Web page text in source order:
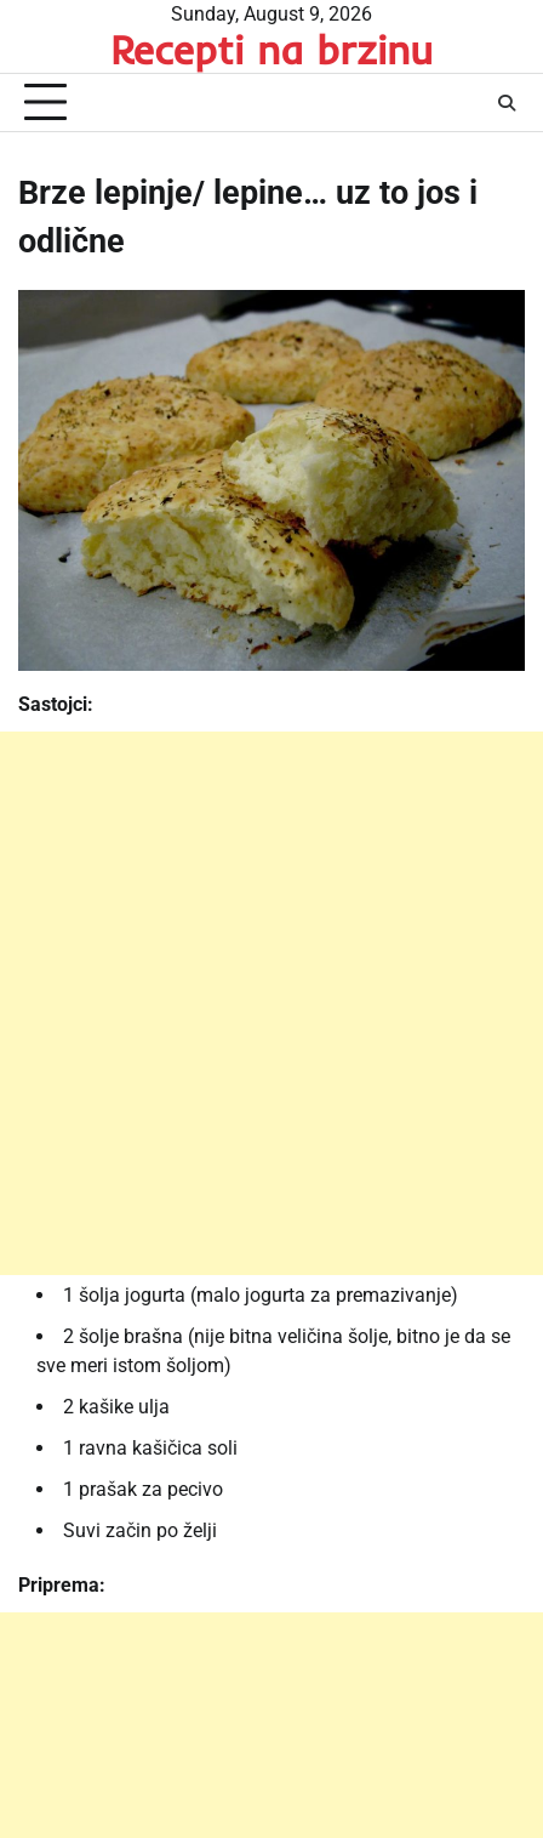
content
Sunday, August 9, 2026
Recepti na brzinu
Brze lepinje/ lepine… uz to jos i
odlične
Sastojci:
1 šolja jogurta (malo jogurta za premazivanje)
2 šolje brašna (nije bitna veličina šolje, bitno je da se
sve meri istom šoljom)
2 kašike ulja
1 ravna kašičica soli
1 prašak za pecivo
Suvi začin po želji
Priprema: